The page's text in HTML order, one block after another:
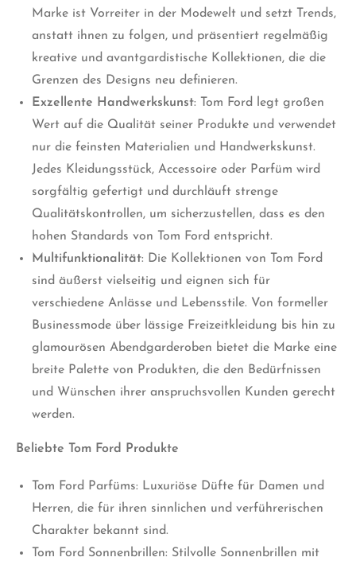
Marke ist Vorreiter in der Modewelt und setzt Trends,
anstatt ihnen zu folgen, und präsentiert regelmäßig
kreative und avantgardistische Kollektionen, die die
Grenzen des Designs neu definieren.
Exzellente Handwerkskunst: Tom Ford legt großen
Wert auf die Qualität seiner Produkte und verwendet
nur die feinsten Materialien und Handwerkskunst.
Jedes Kleidungsstück, Accessoire oder Parfüm wird
sorgfältig gefertigt und durchläuft strenge
Qualitätskontrollen, um sicherzustellen, dass es den
hohen Standards von Tom Ford entspricht.
Multifunktionalität: Die Kollektionen von Tom Ford
sind äußerst vielseitig und eignen sich für
verschiedene Anlässe und Lebensstile. Von formeller
Businessmode über lässige Freizeitkleidung bis hin zu
glamourösen Abendgarderoben bietet die Marke eine
breite Palette von Produkten, die den Bedürfnissen
und Wünschen ihrer anspruchsvollen Kunden gerecht
werden.
Beliebte Tom Ford Produkte
Tom Ford Parfüms: Luxuriöse Düfte für Damen und
Herren, die für ihren sinnlichen und verführerischen
Charakter bekannt sind.
Tom Ford Sonnenbrillen: Stilvolle Sonnenbrillen mit